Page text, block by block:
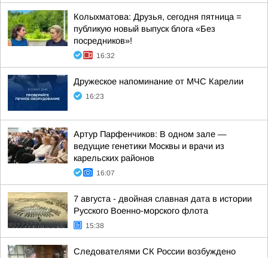
Колыхматова: Друзья, сегодня пятница =
публикую новый выпуск блога «Без
посредников»!
16:32
Дружеское напоминание от МЧС Карелии
16:23
Артур Парфенчиков: В одном зале —
ведущие генетики Москвы и врачи из
карельских районов
16:07
7 августа - двойная славная дата в истории
Русского Военно-морского флота
15:38
Следователями СК России возбуждено